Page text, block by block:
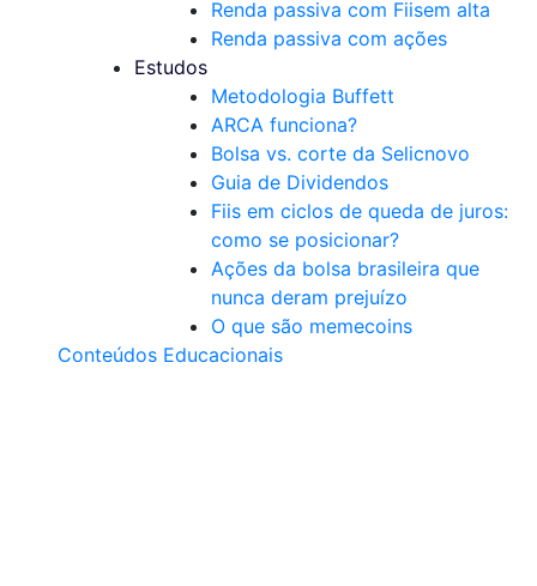
Renda passiva com Fiisem alta
Renda passiva com ações
Estudos
Metodologia Buffett
ARCA funciona?
Bolsa vs. corte da Selicnovo
Guia de Dividendos
Fiis em ciclos de queda de juros:
como se posicionar?
Ações da bolsa brasileira que
nunca deram prejuízo
O que são memecoins
Conteúdos Educacionais